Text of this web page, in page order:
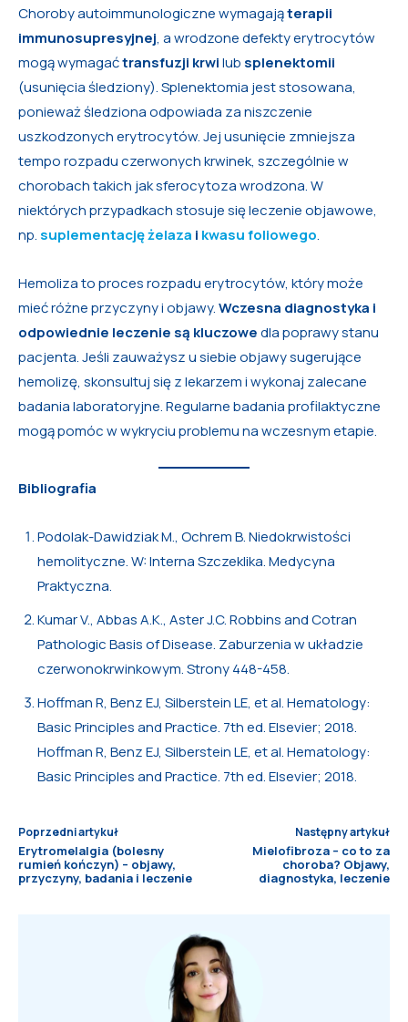
Choroby autoimmunologiczne wymagająterapii
immunosupresyjnej, a wrodzone defekty erytrocytów
mogą wymagaćtransfuzji krwilub splenektomii
(usunięcia śledziony). Splenektomia jest stosowana,
ponieważ śledziona odpowiada za niszczenie
uszkodzonych erytrocytów. Jej usunięcie zmniejsza
tempo rozpadu czerwonych krwinek, szczególnie w
chorobach takich jak sferocytoza wrodzona. W
niektórych przypadkach stosuje się leczenie objawowe,
np. suplementację żelaza i kwasu foliowego.
Hemoliza to proces rozpadu erytrocytów, który może
mieć różne przyczyny i objawy.Wczesna diagnostyka i
odpowiednie leczenie są kluczowedla poprawy stanu
pacjenta. Jeśli zauważysz u siebie objawy sugerujące
hemolizę, skonsultuj się z lekarzem i wykonaj zalecane
badania laboratoryjne. Regularne badania profilaktyczne
mogą pomóc w wykryciu problemu na wczesnym etapie.
Bibliografia
Podolak-Dawidziak M., Ochrem B. Niedokrwistości
hemolityczne. W: Interna Szczeklika. Medycyna
Praktyczna.
Kumar V., Abbas A.K., Aster J.C. Robbins and Cotran
Pathologic Basis of Disease. Zaburzenia w układzie
czerwonokrwinkowym. Strony 448-458.
Hoffman R, Benz EJ, Silberstein LE, et al. Hematology:
Basic Principles and Practice. 7th ed. Elsevier; 2018.
Hoffman R, Benz EJ, Silberstein LE, et al. Hematology:
Basic Principles and Practice. 7th ed. Elsevier; 2018.
Poprzedni artykuł
Erytromelalgia (bolesny
rumień kończyn) – objawy,
przyczyny, badania i leczenie
Następny artykuł
Mielofibroza – co to za
choroba? Objawy,
diagnostyka, leczenie